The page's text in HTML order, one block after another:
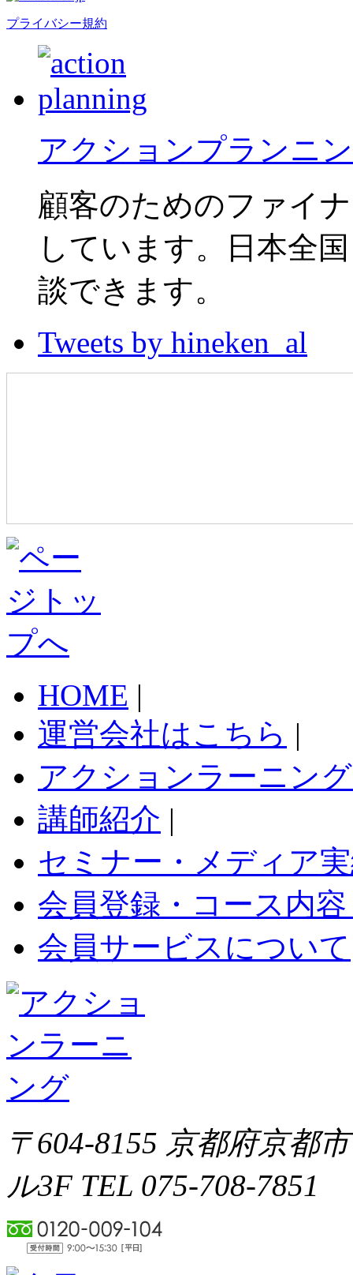
プライバシー規約
アクションプランニ
顧客のためのファイ
しています。日本全
談できます。
Tweets by hineken_al
HOME |
運営会社はこちら |
アクションラーニン
講師紹介 |
セミナー・メディア
会員登録・コース内
会員サービスについて
〒604-8155 京都府京都
ル3F TEL 075-708-7851